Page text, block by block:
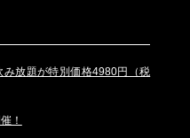
放題が特別価格4980円（税
！